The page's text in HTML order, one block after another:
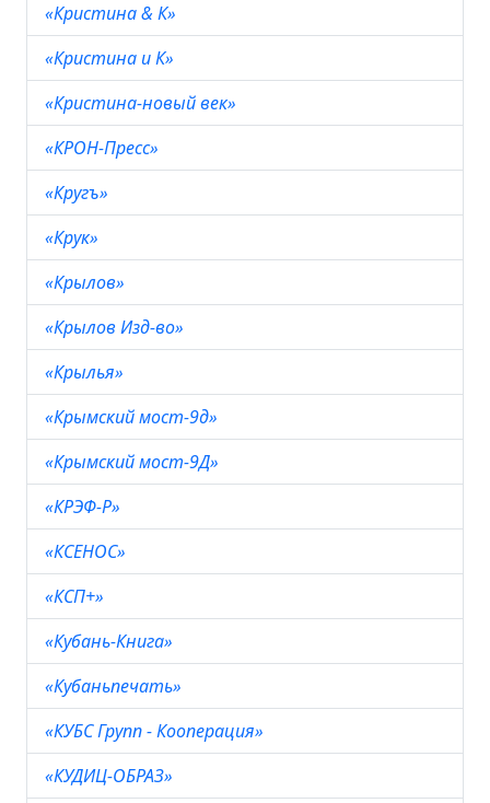
«Кристина & К»
«Кристина и К»
«Кристина-новый век»
«КРОН-Пресс»
«Кругъ»
«Крук»
«Крылов»
«Крылов Изд-во»
«Крылья»
«Крымский мост-9д»
«Крымский мост-9Д»
«КРЭФ-Р»
«КСЕНОС»
«КСП+»
«Кубань-Книга»
«Кубаньпечать»
«КУБС Групп - Кооперация»
«КУДИЦ-ОБРАЗ»